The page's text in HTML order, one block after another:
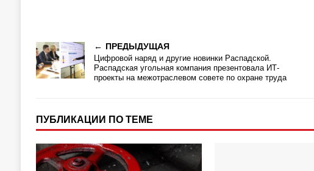
ПРЕДЫДУЩАЯ
Цифровой наряд и другие новинки Распадской.
Распадская угольная компания презентовала ИТ-
проекты на межотраслевом совете по охране труда
ПУБЛИКАЦИИ ПО ТЕМЕ